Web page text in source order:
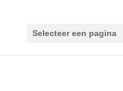
Selecteer een pagina